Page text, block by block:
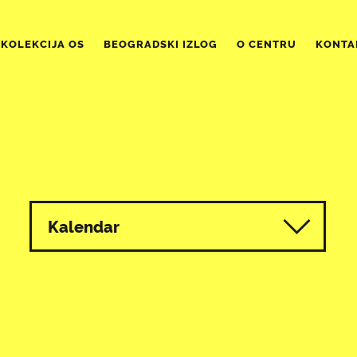
KOLEKCIJA OS BEOGRADSKI IZLOG O CENTRU
Kalendar